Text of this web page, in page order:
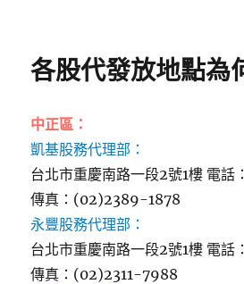
各股代發放地點為
中正區：
凱基股務代理部：
台北市重慶南路一段2號1樓 電
傳真：(02)2389-1878
永豐股務代理部：
台北市重慶南路一段2號1樓 電
傳真：(02)2311-7988